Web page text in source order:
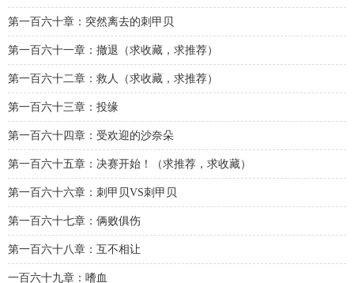
第一百六十章：突然离去的刺甲贝
第一百六十一章：撤退（求收藏，求推荐）
第一百六十二章：救人（求收藏，求推荐）
第一百六十三章：投缘
第一百六十四章：受欢迎的沙奈朵
第一百六十五章：决赛开始！（求推荐，求收藏）
第一百六十六章：刺甲贝VS刺甲贝
第一百六十七章：俩败俱伤
第一百六十八章：互不相让
一百六十九章：嗜血